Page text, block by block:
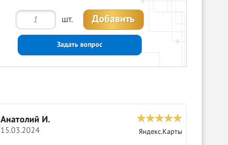
шт. Добавить
Задать вопрос
Анатолий И.
15.03.2024 Яндекс.Карты